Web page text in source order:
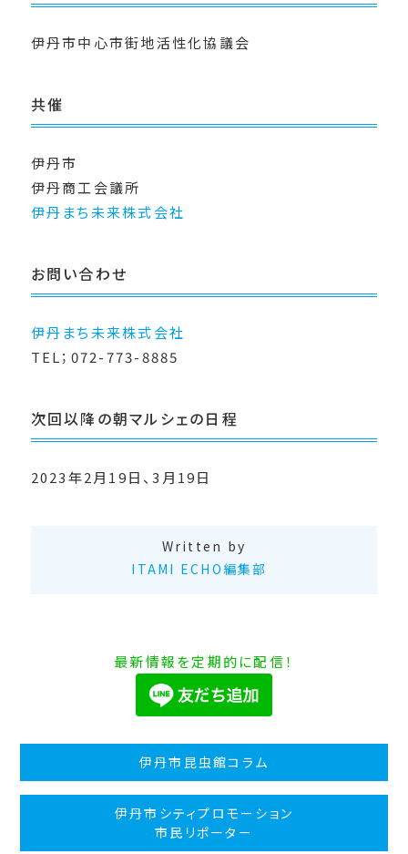
伊丹市中心市街地活性化協議会
共催
伊丹市
伊丹商工会議所
伊丹まち未来株式会社
お問い合わせ
伊丹まち未来株式会社
TEL；072-773-8885
次回以降の朝マルシェの日程
2023年2月19日、3月19日
Written by
ITAMI ECHO編集部
最新情報を定期的に配信！
伊丹市昆虫館コラム
伊丹市シティプロモーション
市民リポーター